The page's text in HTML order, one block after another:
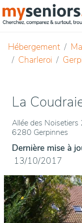
Hébergement
Charleroi
La
Allée des Noisetiers
6280 Gerpinnes
Dernière mise à
13/10/2017